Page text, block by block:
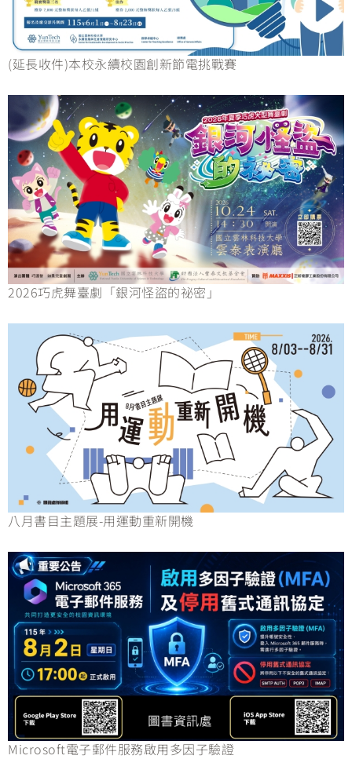
(延長收件)本校永續校園創新節電挑戰賽
2026巧虎舞臺劇「銀河怪盜的祕密」
八月書目主題展-用運動重新開機
Microsoft電子郵件服務啟用多因子驗證